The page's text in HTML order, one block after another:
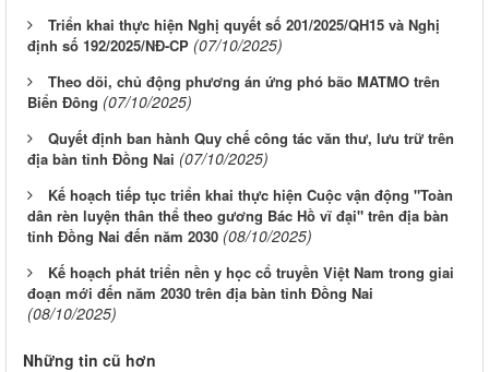
Triển khai thực hiện Nghị quyết số 201/2025/QH15 và Nghị
định số 192/2025/NĐ-CP (07/10/2025)
Theo dõi, chủ động phương án ứng phó bão MATMO trên
Biển Đông (07/10/2025)
Quyết định ban hành Quy chế công tác văn thư, lưu trữ trên
địa bàn tỉnh Đồng Nai (07/10/2025)
Kế hoạch tiếp tục triển khai thực hiện Cuộc vận động "Toàn
dân rèn luyện thân thể theo gương Bác Hồ vĩ đại" trên địa bàn
tỉnh Đồng Nai đến năm 2030 (08/10/2025)
Kế hoạch phát triển nền y học cổ truyền Việt Nam trong giai
đoạn mới đến năm 2030 trên địa bàn tỉnh Đồng Nai
(08/10/2025)
Những tin cũ hơn